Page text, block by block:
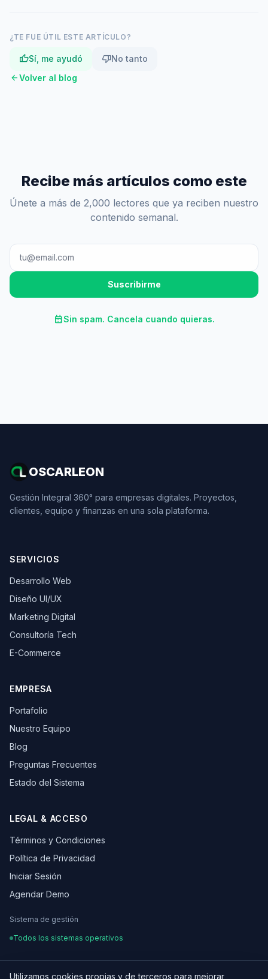
¿TE FUE ÚTIL ESTE ARTÍCULO?
thumb_upSí, me ayudó thumb_downNo tanto
arrow_backVolver al blog
Recibe más artículos como este
Únete a más de 2,000 lectores que ya reciben nuestro
contenido semanal.
Suscribirme
calendar_monthSin spam. Cancela cuando quieras.
OSCARLEON
Gestión Integral 360° para empresas digitales. Proyectos,
clientes, equipo y finanzas en una sola plataforma.
SERVICIOS
Desarrollo Web
Diseño UI/UX
Marketing Digital
Consultoría Tech
E-Commerce
EMPRESA
Portafolio
Nuestro Equipo
Blog
Preguntas Frecuentes
Estado del Sistema
LEGAL & ACCESO
Términos y Condiciones
Política de Privacidad
Iniciar Sesión
Agendar Demo
Sistema de gestión
Todos los sistemas operativos
Utilizamos cookies propias y de terceros para mejorar